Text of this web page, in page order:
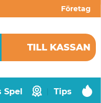
Företag
TILL KASSAN
Spel Tips